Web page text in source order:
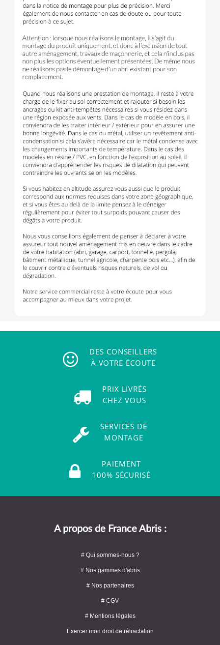
DES CONSEILLERS
À VOTRE ÉCOUTE
PRIX LIVRÉS
CHEZ VOUS
SERVICES DE
MONTAGE
PAIEMENT
100% SÉCURISÉ
A propos de France Abris :
# Qui sommes-nous ?
# Nos gammes d'abris
# Nos partenaires
# CGV
# Mentions légales
Exercer mon droit de rétractation